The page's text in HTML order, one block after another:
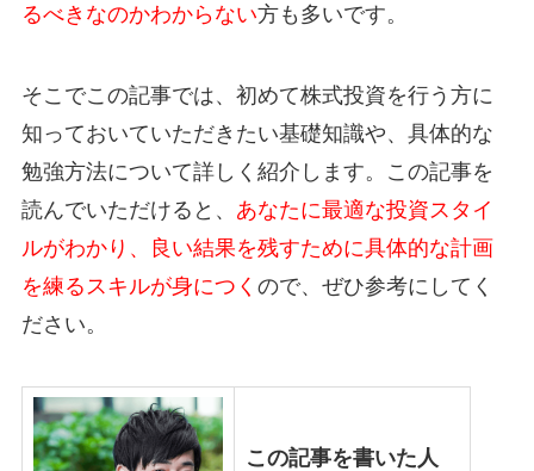
るべきなのかわからない方も多いです。
そこでこの記事では、初めて株式投資を行う方に
知っておいていただきたい基礎知識や、具体的な
勉強方法について詳しく紹介します。この記事を
読んでいただけると、 あなたに最適な投資スタイ
ルがわかり、良い結果を残すために具体的な計画
を練るスキルが身につく ので、ぜひ参考にしてく
ださい。
この記事を書いた人